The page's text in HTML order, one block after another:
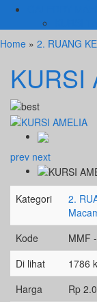
Home » 2. RUANG
KURSI
prev next
Kategori 2.
Kode
MMF
Di lihat
1786
Harga
Rp